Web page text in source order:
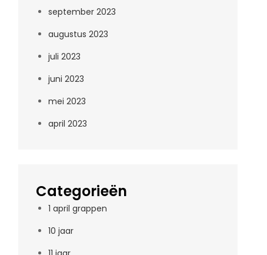
september 2023
augustus 2023
juli 2023
juni 2023
mei 2023
april 2023
Categorieën
1 april grappen
10 jaar